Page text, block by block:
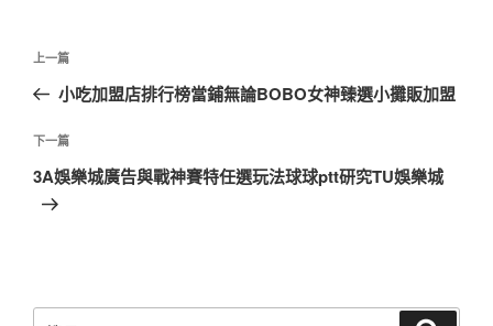
文
導
覽
上
一
文
章
上一篇
小吃加盟店排行榜當鋪無論BOBO女神臻選小攤販加盟
下
一
下一篇
3A娛樂城廣告與戰神賽特任選玩法球球ptt研究TU娛樂城